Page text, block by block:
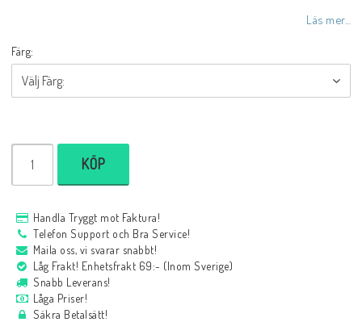
Läs mer...
Färg:
KÖP
Handla Tryggt mot Faktura!
Telefon Support och Bra Service!
Maila oss, vi svarar snabbt!
Låg Frakt! Enhetsfrakt 69:- (Inom Sverige)
Snabb Leverans!
Låga Priser!
Säkra Betalsätt!